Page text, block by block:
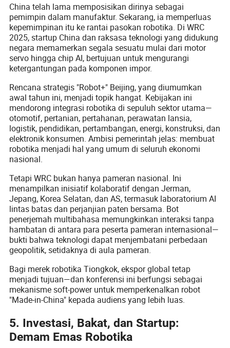
China telah lama memposisikan dirinya sebagai
pemimpin dalam manufaktur. Sekarang, ia memperluas
kepemimpinan itu ke rantai pasokan robotika. Di WRC
2025, startup China dan raksasa teknologi yang didukung
negara memamerkan segala sesuatu mulai dari motor
servo hingga chip AI, bertujuan untuk mengurangi
ketergantungan pada komponen impor.
Rencana strategis "Robot+" Beijing, yang diumumkan
awal tahun ini, menjadi topik hangat. Kebijakan ini
mendorong integrasi robotika di sepuluh sektor utama—
otomotif, pertanian, pertahanan, perawatan lansia,
logistik, pendidikan, pertambangan, energi, konstruksi, dan
elektronik konsumen. Ambisi pemerintah jelas: membuat
robotika menjadi hal yang umum di seluruh ekonomi
nasional.
Tetapi WRC bukan hanya pameran nasional. Ini
menampilkan inisiatif kolaboratif dengan Jerman,
Jepang, Korea Selatan, dan AS, termasuk laboratorium AI
lintas batas dan perjanjian paten bersama. Bot
penerjemah multibahasa memungkinkan interaksi tanpa
hambatan di antara para peserta pameran internasional—
bukti bahwa teknologi dapat menjembatani perbedaan
geopolitik, setidaknya di aula pameran.
Bagi merek robotika Tiongkok, ekspor global tetap
menjadi tujuan—dan konferensi ini berfungsi sebagai
mekanisme soft-power untuk memperkenalkan robot
"Made-in-China" kepada audiens yang lebih luas.
5. Investasi, Bakat, dan Startup:
Demam Emas Robotika